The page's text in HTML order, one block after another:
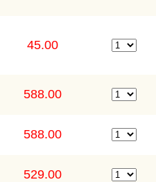
45.00
588.00
588.00
529.00